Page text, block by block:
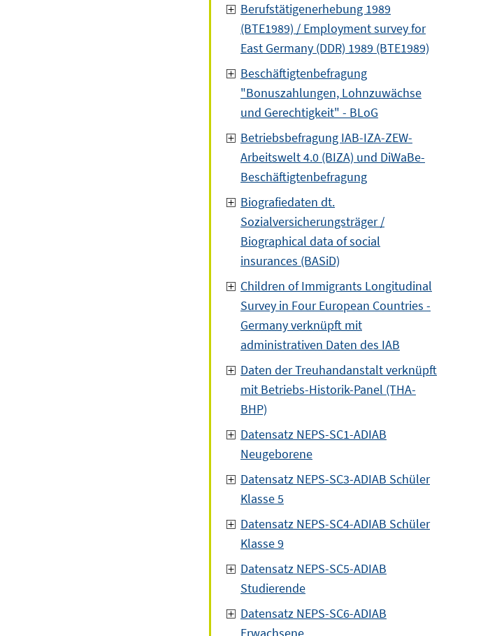
Berufstätigenerhebung 1989
(BTE1989) / Employment survey for
East Germany (DDR) 1989 (BTE1989)
Beschäftigtenbefragung
"Bonuszahlungen, Lohnzuwächse
und Gerechtigkeit" - BLoG
Betriebsbefragung IAB-IZA-ZEW-
Arbeitswelt 4.0 (BIZA) und DiWaBe-
Beschäftigtenbefragung
Biografiedaten dt.
Sozialversicherungsträger /
Biographical data of social
insurances (BASiD)
Children of Immigrants Longitudinal
Survey in Four European Countries -
Germany verknüpft mit
administrativen Daten des IAB
Daten der Treuhandanstalt verknüpft
mit Betriebs-Historik-Panel (THA-
BHP)
Datensatz NEPS-SC1-ADIAB
Neugeborene
Datensatz NEPS-SC3-ADIAB Schüler
Klasse 5
Datensatz NEPS-SC4-ADIAB Schüler
Klasse 9
Datensatz NEPS-SC5-ADIAB
Studierende
Datensatz NEPS-SC6-ADIAB